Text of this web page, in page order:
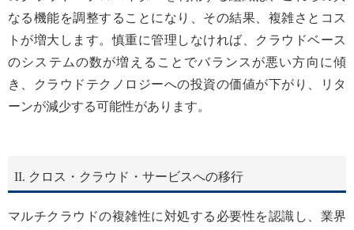
なる機能を調整することになり、その結果、複雑さとコス
トが増大します。慎重に管理しなければ、クラウドベース
のシステムの数が増えることでバランスが悪い方向に傾
き、クラウドテクノロジーへの投資の価値が下がり、リタ
ーンが減少する可能性があります。
II. クロス・クラウド・サービスへの移行
マルチクラウドの複雑性に対処する必要性を認識し、業界